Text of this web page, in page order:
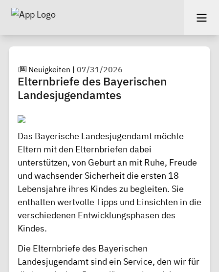
Neuigkeiten |07/31/2026
Elternbriefe des Bayerischen
Landesjugendamtes
Das Bayerische Landesjugendamt möchte
Eltern mit den Elternbriefen dabei
unterstützen, von Geburt an mit Ruhe, Freude
und wachsender Sicherheit die ersten 18
Lebensjahre ihres Kindes zu begleiten. Sie
enthalten wertvolle Tipps und Einsichten in die
verschiedenen Entwicklungsphasen des
Kindes.
Die Elternbriefe des Bayerischen
Landesjugendamt sind ein Service, den wir für